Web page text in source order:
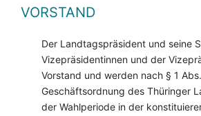
VORSTAND
Der Landtagspräsident und seine
Vizepräsidentinnen und der
Vorstand und werden nach § 1
Geschäftsordnung des Thüringer
der Wahlperiode in der